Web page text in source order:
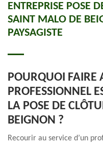
ENTREPRISE POSE
SAINT MALO DE
PAYSAGISTE
POURQUOI FAIRE
PROFESSIONNEL
LA POSE DE
BEIGNON ?
Recourir au service d’un